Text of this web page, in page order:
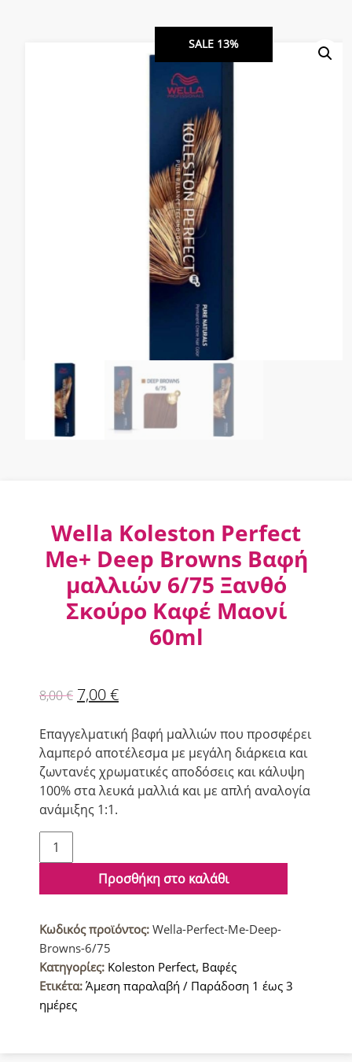
SALE 13%
Wella Koleston Perfect
Me+ Deep Browns Βαφή
μαλλιών 6/75 Ξανθό
Σκούρο Καφέ Μαονί
60ml
8,00€ 7,00€
Eπαγγελματική βαφή μαλλιών που προσφέρει
λαμπερό αποτέλεσμα με μεγάλη διάρκεια και
ζωντανές χρωματικές αποδόσεις και κάλυψη
100% στα λευκά μαλλιά και με απλή αναλογία
ανάμιξης 1:1.
Wella
Koleston
Me+
Browns
Βαφή
μαλλιών
6/75
Ξανθό
Προσθήκη στο καλάθι
Κωδικός προϊόντος: Wella-Perfect-Me-Deep-
Browns-6/75
Κατηγορίες: Koleston Perfect, Βαφές
Ετικέτα: Άμεση παραλαβή / Παράδοση 1 έως 3
ημέρες